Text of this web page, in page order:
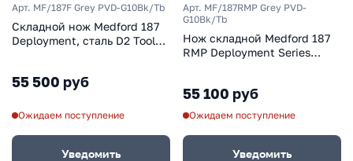
Арт. MF/187F Grey PVD-G10Bk/Tb
Складной нож Medford 187
Deployment, сталь D2 Tool
55 500 руб
Ожидаем поступление
Уведомить
Арт. MF/187RMP Grey PVD-
G10Bk/Tb
Нож складной Medford 187
RMP Deployment Series
сплав
55 100 руб
Ожидаем поступление
Уведомить